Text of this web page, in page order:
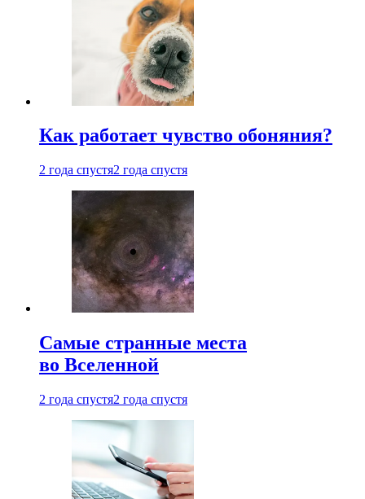
Как работает чувство обоняния?
2 года спустя2 года спустя
Самые странные места
во Вселенной
2 года спустя2 года спустя